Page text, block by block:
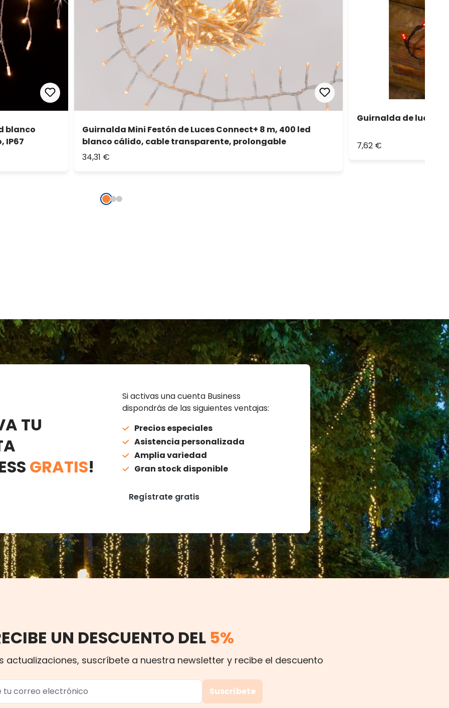
blanco
IP67
Guirnalda Mini Festón de Luces Connect+ 8 m, 400 led
blanco cálido, cable transparente, prolongable
34,31 €
Guirnalda de luces
7,62 €
TU
GRATIS!
Si activas una cuenta Business
dispondrás de las siguientes ventajas:
Precios especiales
Asistencia personalizada
Amplia variedad
Gran stock disponible
Regístrate gratis
UN DESCUENTO DEL 5%
actualizaciones, suscríbete a nuestra newsletter y recibe el descuento
Suscríbete